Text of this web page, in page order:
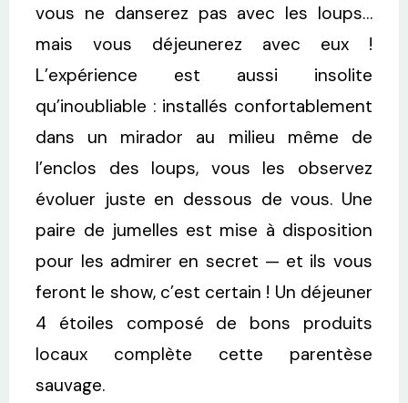
vous ne danserez pas avec les loups…
mais vous déjeunerez avec eux !
L’expérience est aussi insolite
qu’inoubliable : installés confortablement
dans un mirador au milieu même de
l’enclos des loups, vous les observez
évoluer juste en dessous de vous. Une
paire de jumelles est mise à disposition
pour les admirer en secret — et ils vous
feront le show, c’est certain ! Un déjeuner
4 étoiles composé de bons produits
locaux complète cette parentèse
sauvage.